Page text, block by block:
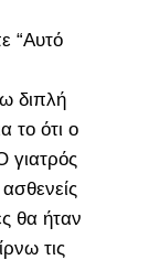
“Αυτό
διπλή
το ότι ο
γιατρός
θα ήταν
τις